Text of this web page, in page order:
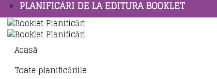
PLANIFICĂRI DE LA EDITURA BOOKLET
Acasă
Toate planificăriile